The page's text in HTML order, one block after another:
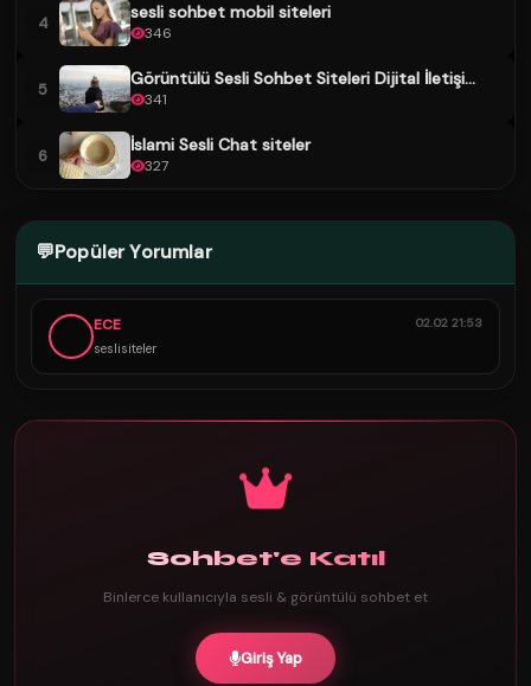
4 sesli sohbet mobil siteleri
346
5 Görüntülü Sesli Sohbet Siteleri Dijital İletişi...
341
6 İslami Sesli Chat siteler
327
💬Popüler Yorumlar
ECE
seslisiteler
02.02 21:53
Sohbet'e Katıl
Binlerce kullanıcıyla sesli & görüntülü sohbet et
Giriş Yap